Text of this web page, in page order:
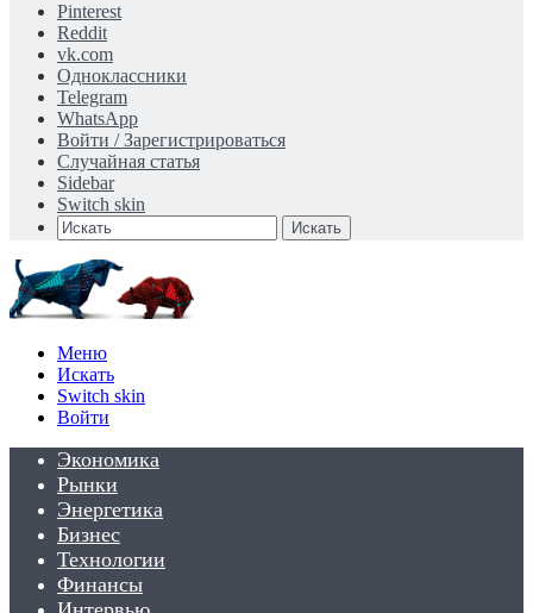
Pinterest
Reddit
vk.com
Одноклассники
Telegram
WhatsApp
Войти / Зарегистрироваться
Случайная статья
Sidebar
Switch skin
Искать
Меню
Искать
Switch skin
Войти
Экономика
Рынки
Энергетика
Бизнес
Технологии
Финансы